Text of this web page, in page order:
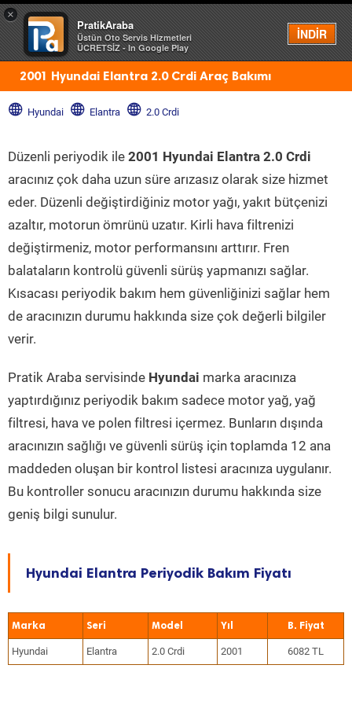
×
PratikAraba
Üstün Oto Servis Hizmetleri
ÜCRETSİZ - In Google Play
İNDİR
Menü
2001 Hyundai Elantra 2.0 Crdi Araç Bakımı
Hyundai Elantra 2.0 Crdi
Düzenli periyodik ile 2001 Hyundai Elantra 2.0 Crdi
aracınız çok daha uzun süre arızasız olarak size hizmet
eder. Düzenli değiştirdiğiniz motor yağı, yakıt bütçenizi
azaltır, motorun ömrünü uzatır. Kirli hava filtrenizi
değiştirmeniz, motor performansını arttırır. Fren
balataların kontrolü güvenli sürüş yapmanızı sağlar.
Kısacası periyodik bakım hem güvenliğinizi sağlar hem
de aracınızın durumu hakkında size çok değerli bilgiler
verir.
Pratik Araba servisinde Hyundai marka aracınıza
yaptırdığınız periyodik bakım sadece motor yağ, yağ
filtresi, hava ve polen filtresi içermez. Bunların dışında
aracınızın sağlığı ve güvenli sürüş için toplamda 12 ana
maddeden oluşan bir kontrol listesi aracınıza uygulanır.
Bu kontroller sonucu aracınızın durumu hakkında size
geniş bilgi sunulur.
Hyundai Elantra Periyodik Bakım Fiyatı
Marka Seri Model Yıl
Hyundai Elantra 2.0 Crdi 2001 6082 TL